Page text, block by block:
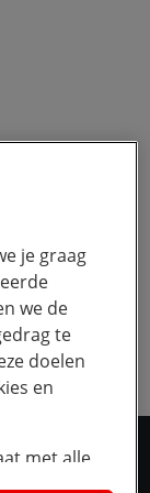
uw e-
je graag
we de
te
doelen
en
met alle
dan